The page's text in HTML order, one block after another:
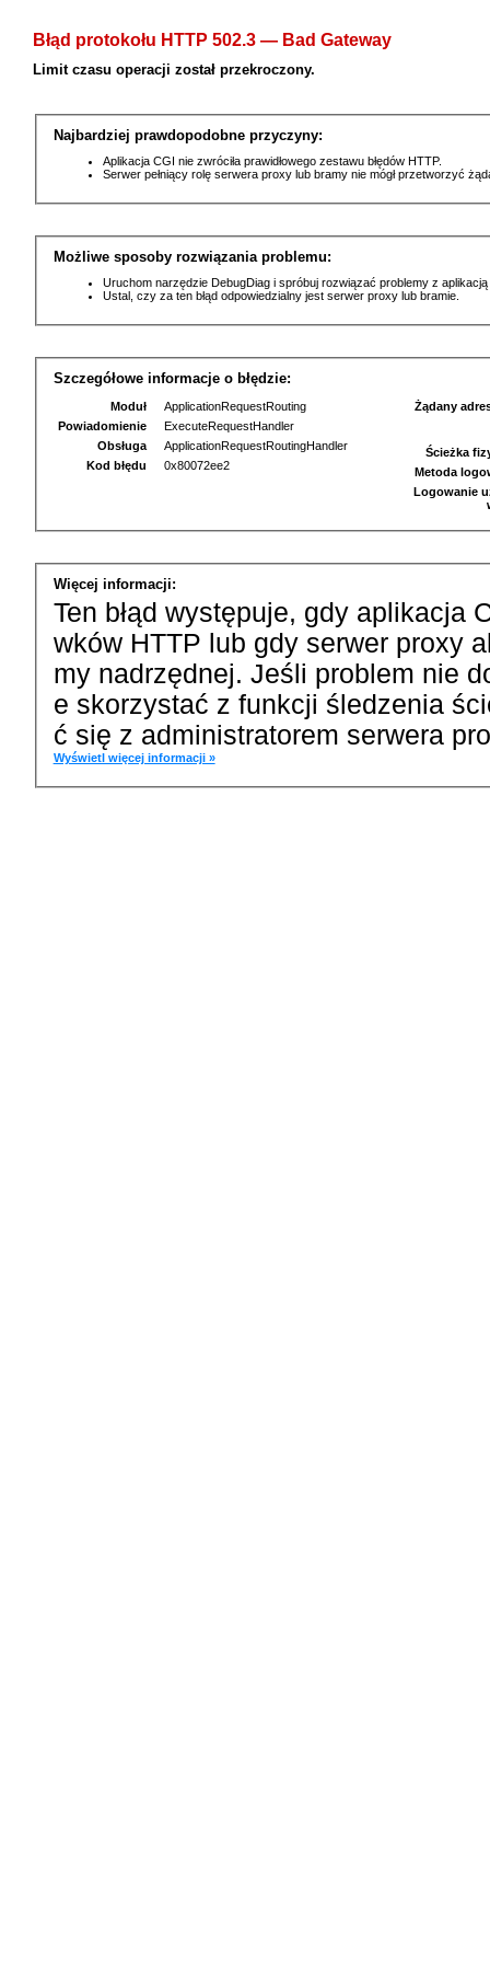
Błąd protokołu HTTP 502.3 — Bad Gateway
Limit czasu operacji został przekroczony.
Najbardziej prawdopodobne przyczyny:
Aplikacja CGI nie zwróciła prawidłowego zestawu błędów HTTP.
Serwer pełniący rolę serwera proxy lub bramy nie mógł przetworzyć
Możliwe sposoby rozwiązania problemu:
Uruchom narzędzie DebugDiag i spróbuj rozwiązać problemy z
Ustal, czy za ten błąd odpowiedzialny jest serwer proxy lub bramie.
Szczegółowe informacje o błędzie:
Moduł
ApplicationRequestRouting
Powiadomienie
ExecuteRequestHandler
Obsługa
ApplicationRequestRoutingHandler
Kod błędu
0x80072ee2
Żądany
Ścieżka
Metoda
Logowanie
Więcej informacji:
Ten błąd występuje, gdy aplikacja
wków HTTP lub gdy serwer proxy
my nadrzędnej. Jeśli problem nie
e skorzystać z funkcji śledzenia
ć się z administratorem serwera
Wyświetl więcej informacji »